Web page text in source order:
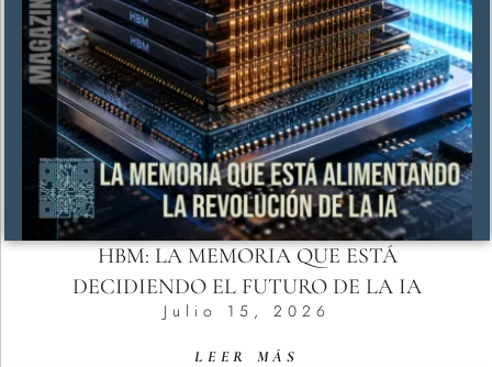
HBM: LA MEMORIA QUE ESTÁ
DECIDIENDO EL FUTURO DE LA IA
Julio 15, 2026
LEER MÁS